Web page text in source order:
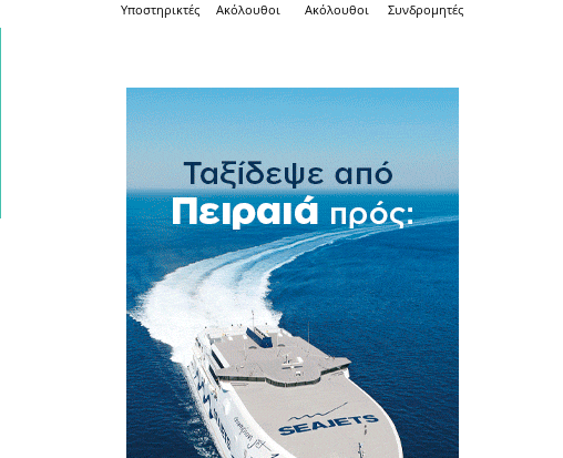
Υποστηρικτές Ακόλουθοι Ακόλουθοι Συνδρομητές